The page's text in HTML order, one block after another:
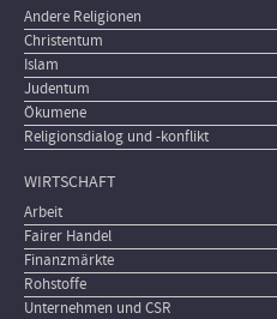
Andere Religionen
Christentum
Islam
Judentum
Ökumene
Religionsdialog und -konflikt
WIRTSCHAFT
Arbeit
Fairer Handel
Finanzmärkte
Rohstoffe
Unternehmen und CSR